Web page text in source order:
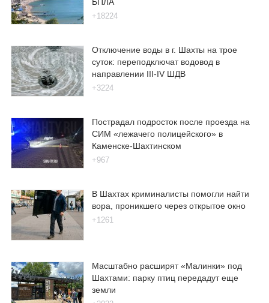
+18224
Отключение воды в г. Шахты на трое
суток: переподключат водовод в
направлении III-IV ШДВ
+3224
Пострадал подросток после проезда на
СИМ «лежачего полицейского» в
Каменске-Шахтинском
+967
В Шахтах криминалисты помогли найти
вора, проникшего через открытое окно
+1261
Масштабно расширят «Малинки» под
Шахтами: парку птиц передадут еще
земли